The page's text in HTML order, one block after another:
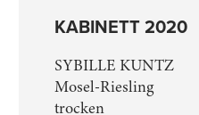
KABINETT 2020
SYBILLE KUNTZ
Mosel-Riesling
trocken